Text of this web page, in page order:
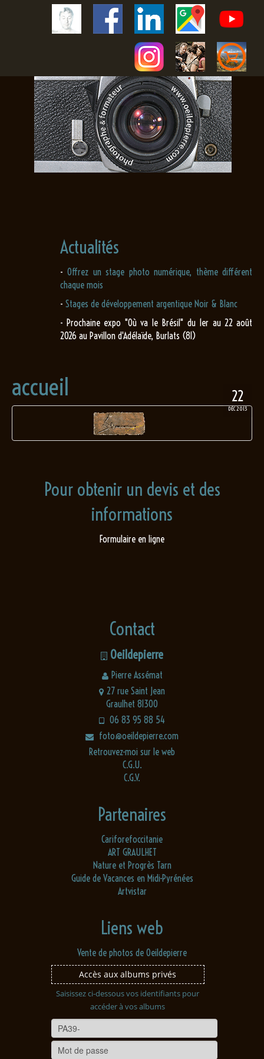
Actualités
-Offrez un stage photo numérique, thème différent
chaque mois
- Stages de développement argentique Noir & Blanc
- Prochaine expo "Où va le Brésil" du 1er au 22 août
2026 au Pavillon d'Adélaïde, Burlats (81)
22
DÉC 2013
accueil
Pour obtenir un devis et des
informations
Formulaire en ligne
Contact
Oeildepierre
Pierre Assémat
27 rue Saint Jean
Graulhet 81300
06 83 95 88 54
foto@oeildepierre.com
Retrouvez-moi sur le web
C.G.U.
C.G.V.
Partenaires
Cariforefoccitanie
ART GRAULHET
Nature et Progrès Tarn
Guide de Vacances en Midi-Pyrénées
Artvistar
Liens web
Vente de photos de Oeildepierre
Accès aux albums privés
Saisissez ci-dessous vos identifiants pour
accéder à vos albums